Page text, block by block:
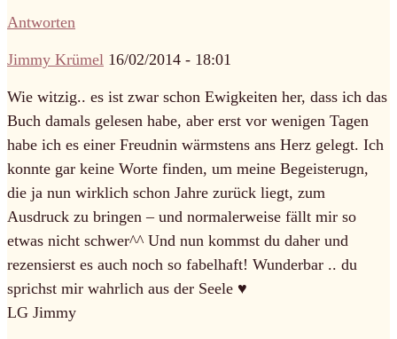
Antworten
Jimmy Krümel 16/02/2014 - 18:01
Wie witzig.. es ist zwar schon Ewigkeiten her, dass ich das
Buch damals gelesen habe, aber erst vor wenigen Tagen
habe ich es einer Freudnin wärmstens ans Herz gelegt. Ich
konnte gar keine Worte finden, um meine Begeisterugn,
die ja nun wirklich schon Jahre zurück liegt, zum
Ausdruck zu bringen – und normalerweise fällt mir so
etwas nicht schwer^^ Und nun kommst du daher und
rezensierst es auch noch so fabelhaft! Wunderbar .. du
sprichst mir wahrlich aus der Seele ♥
LG Jimmy